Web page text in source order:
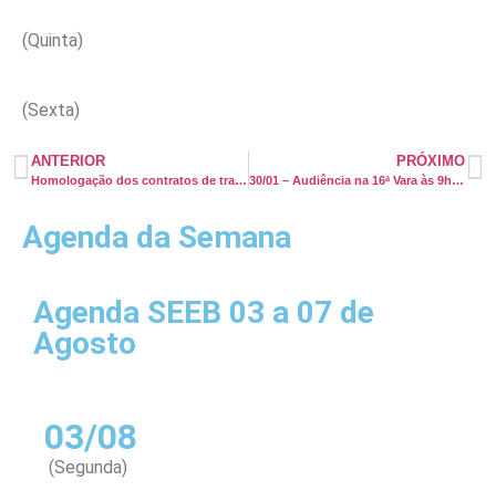
(Quinta)
(Sexta)
ANTERIOR
Homologação dos contratos de trabalhos da fundação José Silveira em Feira de Santana
PRÓXIMO
30/01 – Audiência na 16ª Vara às 9h57 sobre Adicional Noturno do Hosp. Santo Antonio
Agenda da Semana
Agenda SEEB 03 a 07 de
Agosto
03/08
(Segunda)